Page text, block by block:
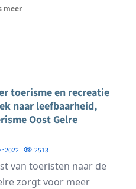
meer
toerisme en recreatie
naar leefbaarheid,
Oost Gelre
2022 2513
van toeristen naar de
zorgt voor meer